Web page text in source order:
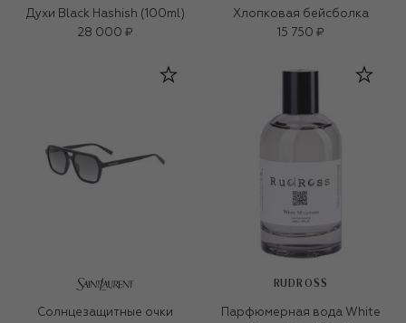
Духи Black Hashish (100ml)
28 000 ₽
Хлопковая бейсболка
15 750 ₽
Солнцезащитные очки
RUDROSS
Парфюмерная вода White